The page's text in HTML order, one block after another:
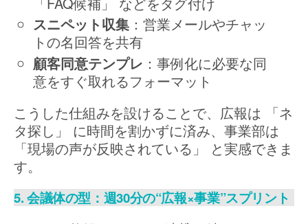
スニペット収集 ：営業メールやチャッ
トの名回答を共有
顧客同意テンプレ ：事例化に必要な同
意をすぐ取れるフォーマット
こうした仕組みを設けることで、広報は 「ネ
タ探し」 に時間を割かずに済み、事業部は
「現場の声が反映されている」 と実感できま
す。
5. 会議体の型：週30分の“広報×事業”スプリント